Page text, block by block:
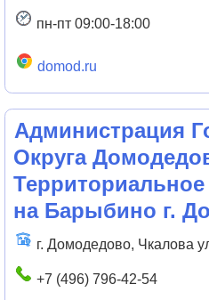
пн-пт 09:00-18:00
domod.ru
Администрация
Округа
на Барыбино г.
г. Домодедово, Чкалова
+7 (496) 796-42-54